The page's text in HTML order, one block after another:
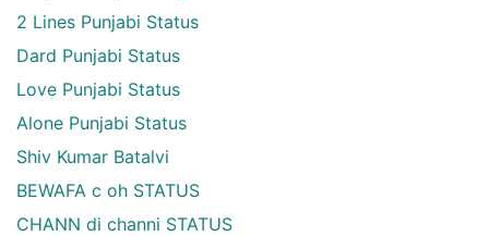
2 Lines Punjabi Status
Dard Punjabi Status
Love Punjabi Status
Alone Punjabi Status
Shiv Kumar Batalvi
BEWAFA c oh STATUS
CHANN di channi STATUS